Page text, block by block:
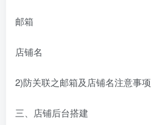
邮箱
店铺名
2)防关联之邮箱及店铺名注意事项
三、店铺后台搭建